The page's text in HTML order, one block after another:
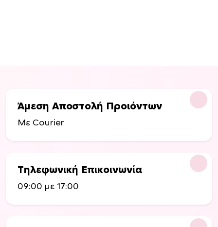
Άμεση Αποστολή Προιόντων
Με Courier
Τηλεφωνική Επικοινωνία
09:00 με 17:00